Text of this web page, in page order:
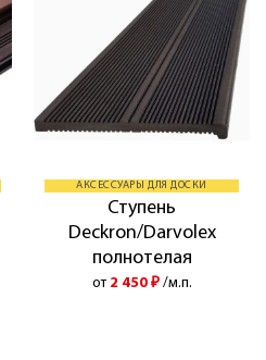
АКСЕССУАРЫ ДЛЯ ДОСКИ
Ступень
Deckron/Darvolex
полнотелая
от 2 450 ₽ /м.п.